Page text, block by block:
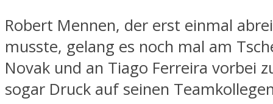
Robert Mennen, der erst einmal
musste, gelang es noch mal am
Novak und an Tiago Ferreira vorbei
sogar Druck auf seinen